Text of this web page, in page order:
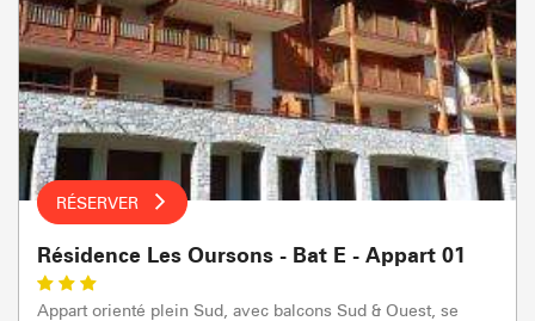
RÉSERVER
Résidence Les Oursons - Bat E - Appart 01
Appart orienté plein Sud, avec balcons Sud & Ouest, se